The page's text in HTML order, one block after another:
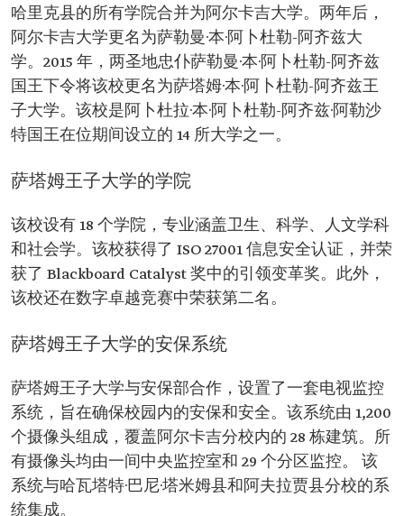
哈里克县的所有学院合并为阿尔卡吉大学。两年后，
阿尔卡吉大学更名为萨勒曼·本·阿卜杜勒-阿齐兹大
学。2015 年，两圣地忠仆萨勒曼·本·阿卜杜勒-阿齐兹
国王下令将该校更名为萨塔姆·本·阿卜杜勒-阿齐兹王
子大学。该校是阿卜杜拉·本·阿卜杜勒-阿齐兹·阿勒沙
特国王在位期间设立的 14 所大学之一。
萨塔姆王子大学的学院
该校设有 18 个学院，专业涵盖卫生、科学、人文学科
和社会学。该校获得了 ISO 27001 信息安全认证，并荣
获了 Blackboard Catalyst 奖中的引领变革奖。此外，
该校还在数字卓越竞赛中荣获第二名。
萨塔姆王子大学的安保系统
萨塔姆王子大学与安保部合作，设置了一套电视监控
系统，旨在确保校园内的安保和安全。该系统由 1,200
个摄像头组成，覆盖阿尔卡吉分校内的 28 栋建筑。所
有摄像头均由一间中央监控室和 29 个分区监控。 该
系统与哈瓦塔特·巴尼·塔米姆县和阿夫拉贾县分校的系
统集成。